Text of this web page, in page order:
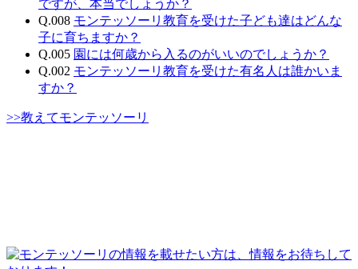
ですが、本当でしょうか？
Q.008 モンテッソーリ教育を受けた子ども達はどんな
子に育ちますか？
Q.005 園には何歳から入るのがいいのでしょうか？
Q.002 モンテッソーリ教育を受けた有名人は誰かいま
すか？
>>教えてモンテッソーリ